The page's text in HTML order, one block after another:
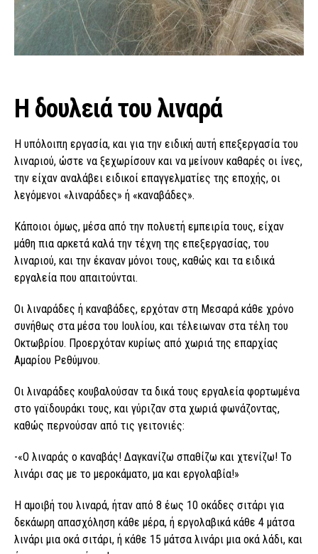
Η δουλειά του λιναρά
Η υπόλοιπη εργασία, και για την ειδική αυτή επεξεργασία του
λιναριού, ώστε να ξεχωρίσουν και να μείνουν καθαρές οι ίνες,
την είχαν αναλάβει ειδικοί επαγγελματίες της εποχής, οι
λεγόμενοι «λιναράδες» ή «καναβάδες».
Κάποιοι όμως, μέσα από την πολυετή εμπειρία τους, είχαν
μάθη πια αρκετά καλά την τέχνη της επεξεργασίας, του
λιναριού, και την έκαναν μόνοι τους, καθώς και τα ειδικά
εργαλεία που απαιτούνται.
Οι λιναράδες ή καναβάδες, ερχόταν στη Μεσαρά κάθε χρόνο
συνήθως στα μέσα του Ιουλίου, και τέλειωναν στα τέλη του
Οκτωβρίου. Προερχόταν κυρίως από χωριά της επαρχίας
Αμαρίου Ρεθύμνου.
Οι λιναράδες κουβαλούσαν τα δικά τους εργαλεία φορτωμένα
στο γαϊδουράκι τους, και γύριζαν στα χωριά φωνάζοντας,
καθώς περνούσαν από τις γειτονιές:
-«Ο λιναράς ο καναβάς! Δαγκανίζω σπαθίζω και χτενίζω! Το
λινάρι σας με το μεροκάματο, μα και εργολαβία!»
Η αμοιβή του λιναρά, ήταν από 8 έως 10 οκάδες σιτάρι για
δεκάωρη απασχόληση κάθε μέρα, ή εργολαβικά κάθε 4 μάτσα
λινάρι μια οκά σιτάρι, ή κάθε 15 μάτσα λινάρι μια οκά λάδι, και